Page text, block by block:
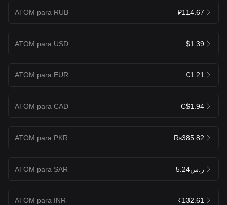
ATOM para RUB ₽114.67
ATOM para USD $1.39
ATOM para EUR €1.21
ATOM para CAD C$1.94
ATOM para PKR ₨385.82
ATOM para SAR ر.س5.24
ATOM para INR ₹132.61